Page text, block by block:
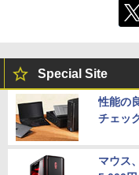
Special Site
性能の
チェッ
マウス